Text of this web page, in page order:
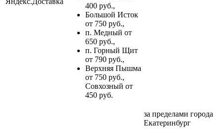
400 руб.,
Большой Исток
от 750 руб.,
п. Медный от
650 руб.,
п. Горный Щит
от 790 руб.,
Верхняя Пышма
от 750 руб.,
Совхозный от
450 руб.
за пределами города
Екатеринбург